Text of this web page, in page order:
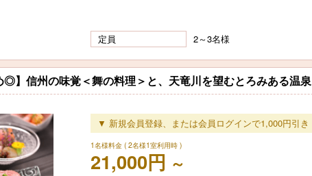
定員
2～3名様
◎】信州の味覚＜舞の料理＞と、天竜川を望むとろみある温泉
▼ 新規会員登録、または会員ログインで1,000円引き
1名様料金 ( 2名様1室利用時 )
21,000円 ～